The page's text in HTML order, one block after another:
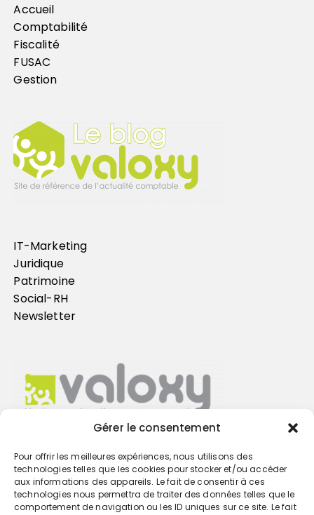
Gérer le consentement
Pour offrir les meilleures expériences, nous utilisons des
technologies telles que les cookies pour stocker et/ou accéder
aux informations des appareils. Le fait de consentir à ces
technologies nous permettra de traiter des données telles que le
comportement de navigation ou les ID uniques sur ce site. Le fait
Accueil
Comptabilité
Fiscalité
FUSAC
Gestion
IT-Marketing
Juridique
Patrimoine
Social-RH
Newsletter
Trouvez votre cabinet
GO